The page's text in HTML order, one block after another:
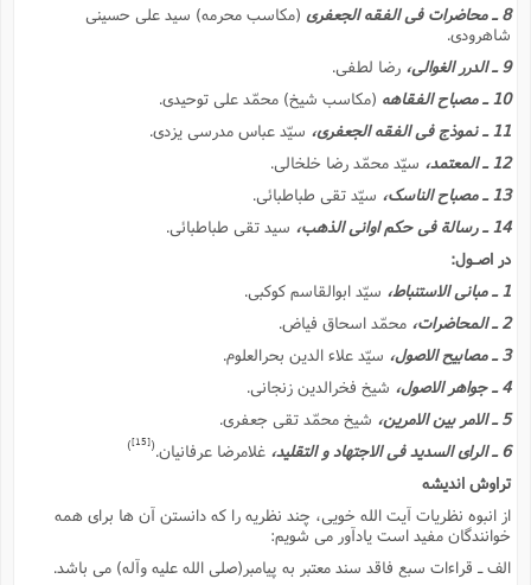
8 ـ محاضرات فى الفقه الجعفرى
(مکاسب محرمه) سید على حسینى
شاهرودى.
9 ـ الدرر الغوالى،
رضا لطفى.
10 ـ مصباح الفقاهه
(مکاسب شیخ) محمّد على توحیدى.
11 ـ نموذج فى الفقه الجعفرى،
سیّد عباس مدرسى یزدى.
12 ـ المعتمد،
سیّد محمّد رضا خلخالى.
13 ـ مصباح الناسک،
سیّد تقى طباطبائى.
14 ـ رسالة فى حکم اوانى الذهب،
سید تقى طباطبائى.
در اصـول:
1 ـ مبانى الاستنباط،
سیّد ابوالقاسم کوکبى.
2 ـ المحاضرات،
محمّد اسحاق فیاض.
3 ـ مصابیح الاصول،
سیّد علاء الدین بحرالعلوم.
4 ـ جواهر الاصول،
شیخ فخرالدین زنجانى.
5 ـ الامر بین الامرین،
شیخ محمّد تقى جعفرى.
6 ـ الراى السدید فى الاجتهاد و التقلید،
غلامرضا عرفانیان. [15]
)
تراوش اندیشه
از انبوه نظریات آیت الله خویى، چند نظریه را که دانستن آن ها براى همه
خوانندگان مفید است یادآور مى شویم:
الف ـ قراءات سبع فاقد سند معتبر به پیامبر(صلى الله علیه وآله) مى باشد.